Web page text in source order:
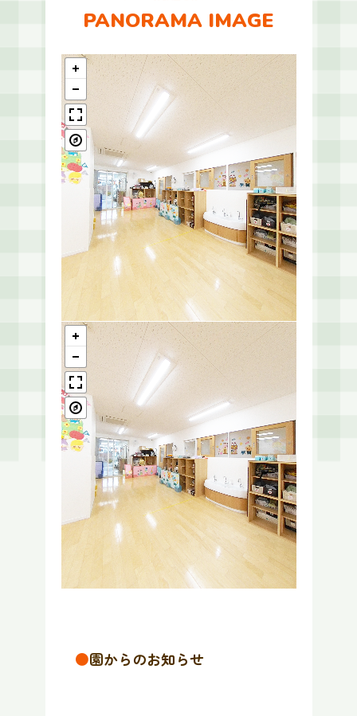
PANORAMA IMAGE
●園からのお知らせ